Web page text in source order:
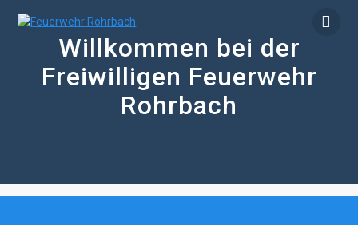
springen
Willkommen bei der
Freiwilligen Feuerwehr
Rohrbach